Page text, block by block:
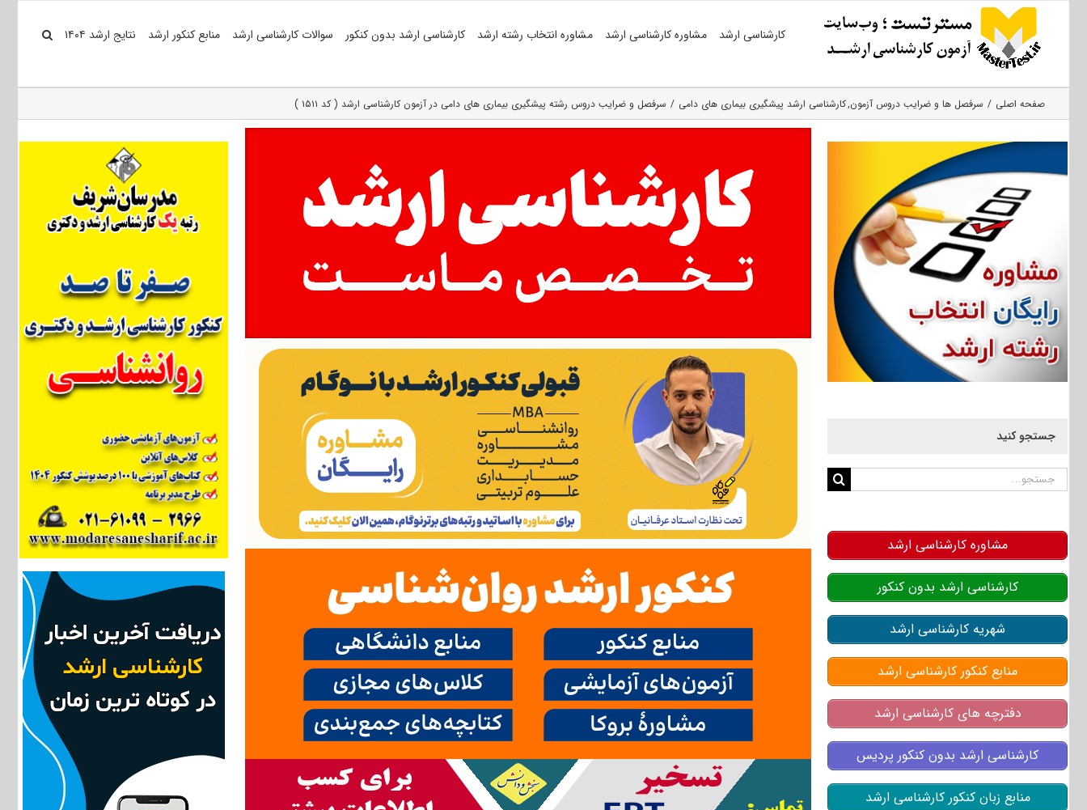
کارشناسی ارشد مشاوره کارشناسی ارشد مشاوره انتخاب رشته ارشد کارشناسی ارشد بدون کنکور سوالات کارشناسی ارشد منابع کنکور ارشد نتایج ارشد ۱۴۰۴
صفحه اصلی سرفصل ها و ضرایب دروس آزمون کارشناسی ارشد پیشگیری بیماری‌ های دامی سرفصل و ضرایب دروس رشته پیشگیری بیماری های دامی در آزمون کارشناسی ارشد ( کد ۱۵۱۱ )
جستجو کنید
جستجو
مشاوره کارشناسی ارشد
کارشناسی ارشد بدون کنکور
شهریه کارشناسی ارشد
منابع کنکور کارشناسی ارشد
دفترچه های کارشناسی ارشد
کارشناسی ارشد بدون کنکور پردیس
منابع زبان کنکور کارشناسی ارشد